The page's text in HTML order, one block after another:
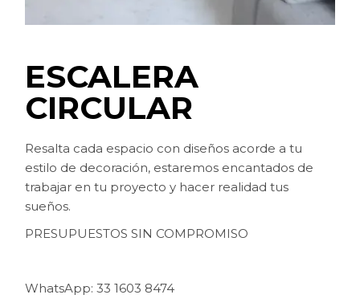
ESCALERA
CIRCULAR
Resalta cada espacio con diseños acorde a tu
estilo de decoración, estaremos encantados de
trabajar en tu proyecto y hacer realidad tus
sueños.
PRESUPUESTOS SIN COMPROMISO
WhatsApp: 33 1603 8474